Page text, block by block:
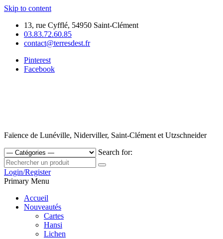
Skip to content
13, rue Cyfflé, 54950 Saint-Clément
03.83.72.60.85
contact@terresdest.fr
Pinterest
Facebook
Faïence de Lunéville, Niderviller, Saint-Clément et Utzschneider
Search for:
Login/Register
Primary Menu
Accueil
Nouveautés
Cartes
Hansi
Lichen